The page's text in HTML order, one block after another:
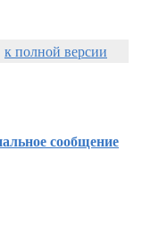
к полной версии
сообщение